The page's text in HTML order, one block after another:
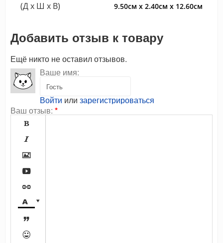
(Д x Ш x В) 9.50см x 2.40см x 12.60см
Добавить отзыв к товару
Ещё никто не оставил отзывов.
Ваше имя:
Войти или зарегистрироваться
Ваш отзыв: *








